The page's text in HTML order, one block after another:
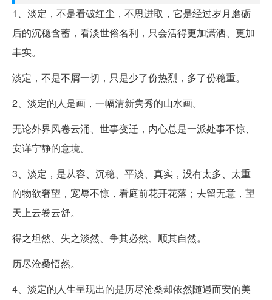
1、淡定，不是看破红尘，不思进取，它是经过岁月磨砺
后的沉稳含蓄，看淡世俗名利，只会活得更加潇洒、更加
丰实。
淡定，不是不屑一切，只是少了份热烈，多了份稳重。
2、淡定的人是画，一幅清新隽秀的山水画。
无论外界风卷云涌、世事变迁，内心总是一派处事不惊、
安详宁静的意境。
3、淡定，是从容、沉稳、平淡、真实，没有太多、太重
的物欲奢望，宠辱不惊，看庭前花开花落；去留无意，望
天上云卷云舒。
得之坦然、失之淡然、争其必然、顺其自然。
历尽沧桑悟然。
4、淡定的人生呈现出的是历尽沧桑却依然随遇而安的美